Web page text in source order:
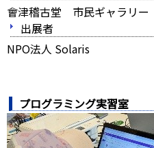
會津稽古堂 市民ギャラリー
出展者
NPO法人 Solaris
プログラミング実習室